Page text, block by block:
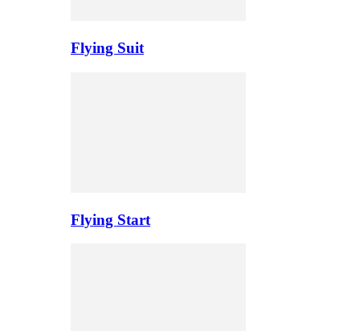
Flying Suit
Flying Start